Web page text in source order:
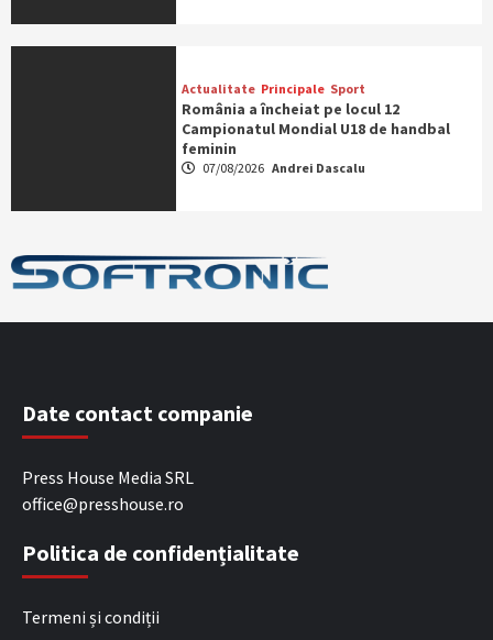
Actualitate Principale Sport
România a încheiat pe locul 12
Campionatul Mondial U18 de handbal
feminin
07/08/2026 Andrei Dascalu
Date contact companie
Press House Media SRL
office@presshouse.ro
Politica de confidențialitate
Termeni și condiții